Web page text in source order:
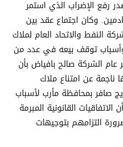
رفع الإضراب الذي استمر
وكان اجتماع عقد بين
النفط والاتحاد العام لملاك
توقف بيعه في عدد من
الشركة صالح بافياض بأن
ناجمة عن امتناع ملاك
صافر بمحافظة مأرب لأسباب
القانونية المبرمة
التزامهم بتوجيهات